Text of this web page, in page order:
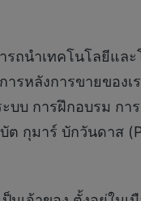
รถนำเทคโนโลยีแ
หลังการขายของ
บ การฝึกอบรม ก
กุมาร์ บักวันดาส